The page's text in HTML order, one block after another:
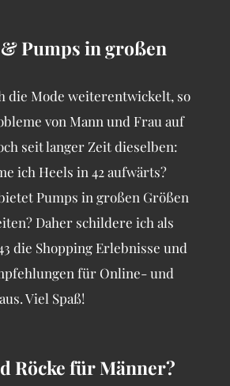
Pumps in großen
die Mode weiterentwickelt, so
von Mann und Frau auf
seit langer Zeit dieselben:
ich Heels in 42 aufwärts?
Pumps in großen Größen
Daher schildere ich als
die Shopping Erlebnisse und
für Online- und
Viel Spaß!
Röcke für Männer?